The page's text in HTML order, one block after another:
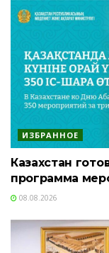
ИЗБРАННОЕ
Казахстан
программа
08.08.2026